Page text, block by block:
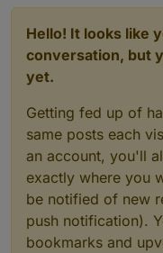
Hello! It looks like
conversation, but
yet.
Getting fed up of
same posts each
an account, you'll
exactly where you
be notified of new
push notification).
bookmarks and